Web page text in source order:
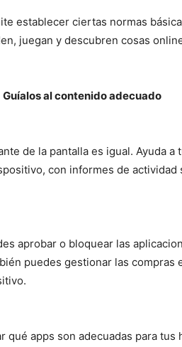
establecer ciertas normas
juegan y descubren cosas
Guíalos al contenido adecuado
de la pantalla es igual. Ayuda
con informes de
aprobar o bloquear las
puedes gestionar las compras
qué apps son adecuadas para tus